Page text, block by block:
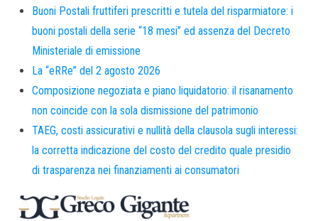
Buoni Postali fruttiferi prescritti e tutela del risparmiatore: i
buoni postali della serie “18 mesi” ed assenza del Decreto
Ministeriale di emissione
La “eRRe” del 2 agosto 2026
Composizione negoziata e piano liquidatorio: il risanamento
non coincide con la sola dismissione del patrimonio
TAEG, costi assicurativi e nullità della clausola sugli interessi:
la corretta indicazione del costo del credito quale presidio
di trasparenza nei finanziamenti ai consumatori